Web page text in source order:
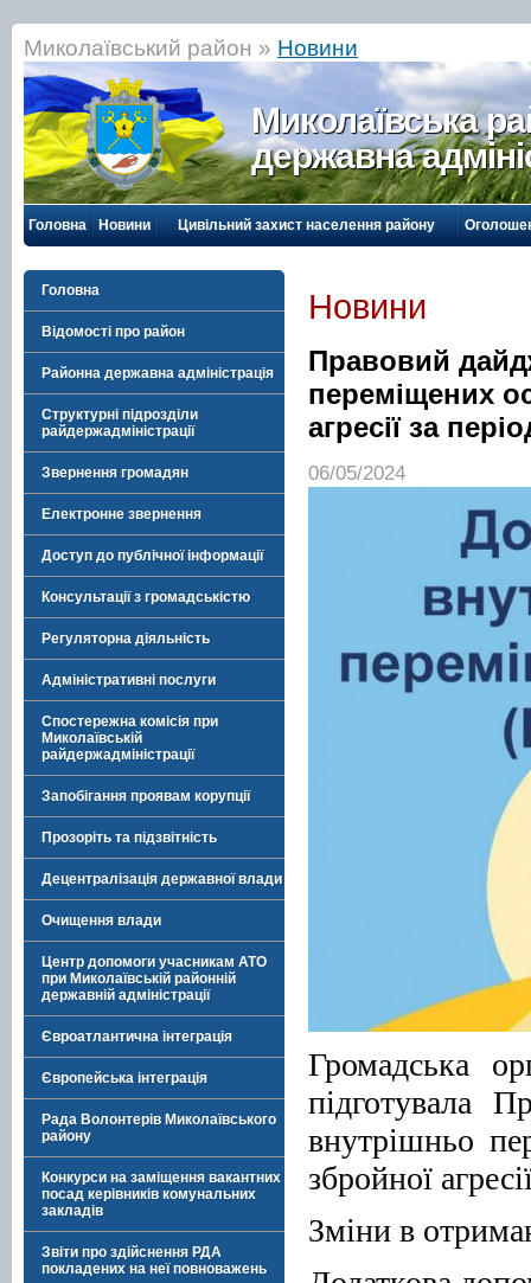
Миколаївський район » Новини
Миколаївська
державна
Головна Новини Цивільний захист населення району
Головна
Відомості про район
Районна державна адміністрація
Структурні підрозділи
райдержадміністрації
Звернення громадян
Електронне звернення
Доступ до публічної інформації
Консультації з громадськістю
Регуляторна діяльність
Адміністративні послуги
Спостережна комісія при
Миколаївській
райдержадміністрації
Запобігання проявам корупції
Прозоріть та підзвітність
Децентралізація державної влади
Очищення влади
Центр допомоги учасникам АТО
при Миколаївській районній
державній адміністрації
Євроатлантична інтеграція
Європейська інтеграція
Рада Волонтерів Миколаївського
району
Конкурси на заміщення вакантних
посад керівників комунальних
закладів
Звіти про здійснення РДА
покладених на неї повноважень
Новини
Правовий
переміщених
агресії за
06/05/2024
Громадська
підготувала
внутрішньо
збройної
Зміни в